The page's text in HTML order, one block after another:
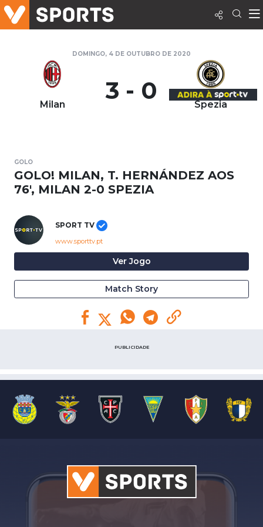
DOMINGO, 4 DE OUTUBRO DE 2020
Milan 3 - 0 Spezia
GOLO
GOLO! MILAN, T. HERNÁNDEZ AOS
76', MILAN 2-0 SPEZIA
SPORT TV
www.sporttv.pt
Ver Jogo
Match Story
PUBLICIDADE